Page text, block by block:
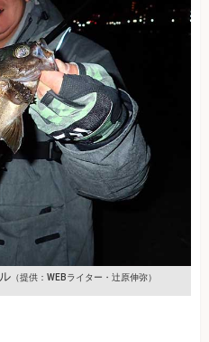
（提供：WEBライター・辻原伸弥）